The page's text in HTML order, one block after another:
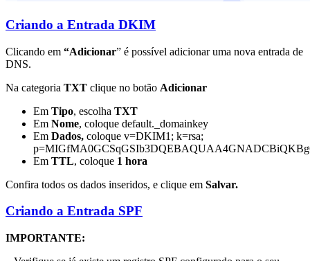
Criando a Entrada DKIM
Clicando em “Adicionar” é possível adicionar uma nova entrada de
DNS.
Na categoria TXT clique no botão Adicionar
Em Tipo, escolha TXT
Em Nome, coloque default._domainkey
Em Dados, coloque v=DKIM1; k=rsa;
Em TTL, coloque 1 hora
Confira todos os dados inseridos, e clique em Salvar.
Criando a Entrada SPF
IMPORTANTE: